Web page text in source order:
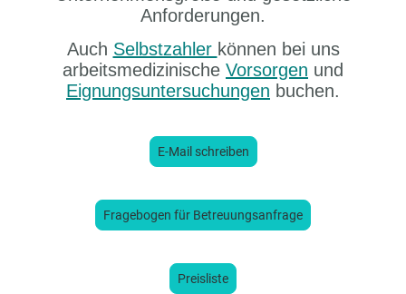
Anforderungen.
Auch Selbstzahler können bei uns
arbeitsmedizinische Vorsorgen und
Eignungsuntersuchungen buchen.
E-Mail schreiben
Fragebogen für Betreuungsanfrage
Preisliste